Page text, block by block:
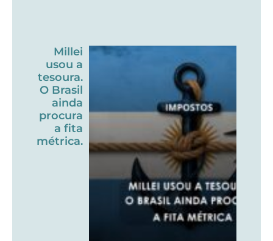
Millei
usou a
tesoura.
O Brasil
ainda
procura
a fita
métrica.